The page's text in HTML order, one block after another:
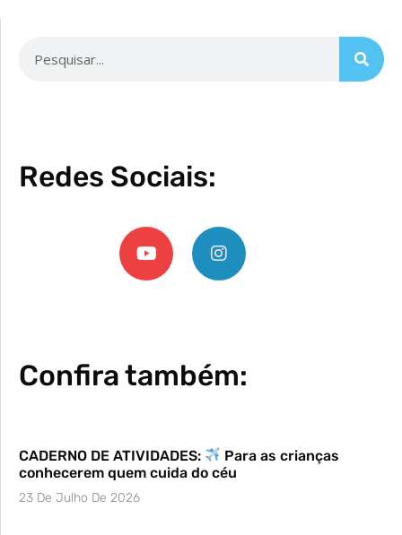
Redes Sociais:
Confira também:
CADERNO DE ATIVIDADES:
Para as crianças
conhecerem quem cuida do céu
23 De Julho De 2026